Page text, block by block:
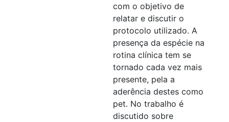
com o objetivo de
relatar e discutir o
protocolo utilizado. A
presença da espécie na
rotina clínica tem se
tornado cada vez mais
presente, pela a
aderência destes como
pet. No trabalho é
discutido sobre